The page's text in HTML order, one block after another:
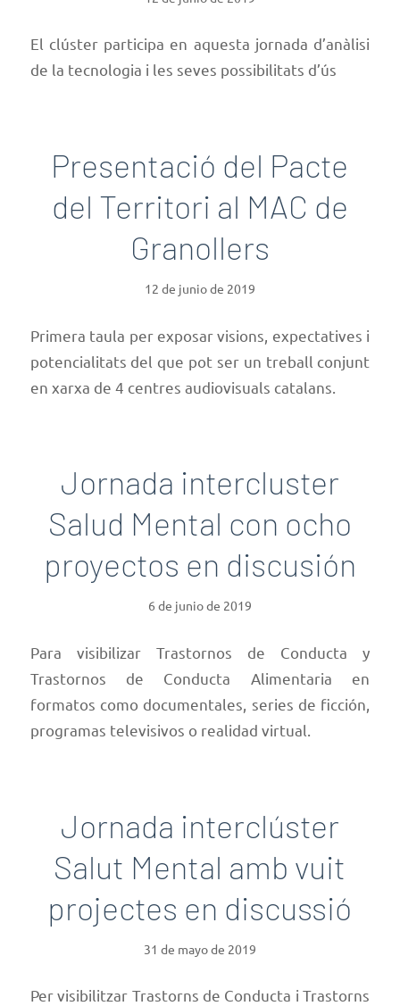
El clúster participa en aquesta jornada d’anàlisi
de la tecnologia i les seves possibilitats d’ús
Presentació del Pacte
del Territori al MAC de
Granollers
12 de junio de 2019
Primera taula per exposar visions, expectatives i
potencialitats del que pot ser un treball conjunt
en xarxa de 4 centres audiovisuals catalans.
Jornada intercluster
Salud Mental con ocho
proyectos en discusión
6 de junio de 2019
Para visibilizar Trastornos de Conducta y
Trastornos de Conducta Alimentaria en
formatos como documentales, series de ficción,
programas televisivos o realidad virtual.
Jornada interclúster
Salut Mental amb vuit
projectes en discussió
31 de mayo de 2019
Per visibilitzar Trastorns de Conducta i Trastorns